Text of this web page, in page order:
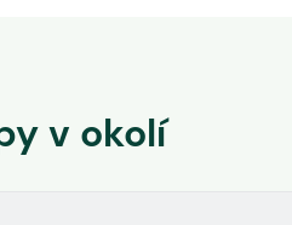
v okolí